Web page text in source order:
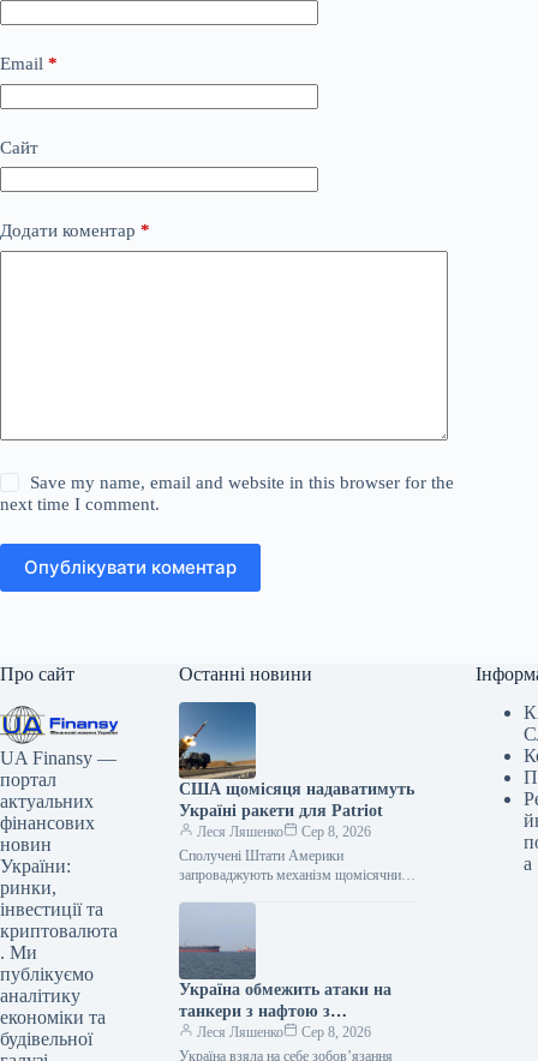
Email *
Сайт
Додати коментар *
Save my name, email and website in this browser for the
next time I comment.
Опублікувати коментар
Про сайт
UA Finansy —
портал
актуальних
фінансових
новин
України:
ринки,
інвестиції та
криптовалюта
. Ми
публікуємо
аналітику
економіки та
будівельної
Останні новини
США щомісяця надаватимуть
Україні ракети для Patriot
Леся Ляшенко
Сер 8, 2026
Сполучені Штати Америки
запроваджують механізм щомісячних
України
Україна обмежить атаки на
танкери з нафтою з
Казахстану
Леся Ляшенко
Сер 8, 2026
Україна взяла на себе зобов’язання
а